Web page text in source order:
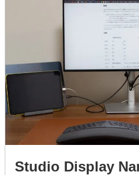
Studio Display